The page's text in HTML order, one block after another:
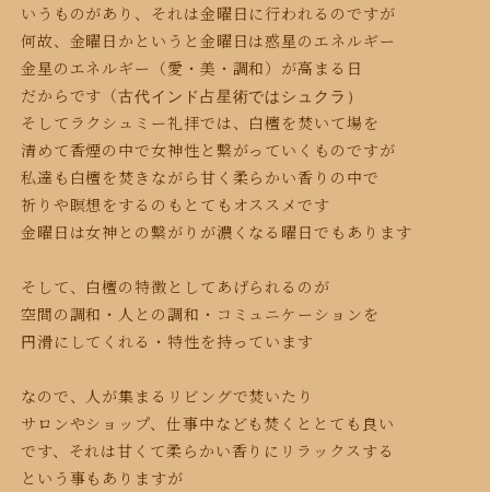
いうものがあり、それは金曜日に行われるのですが
何故、金曜日かというと金曜日は惑星のエネルギー
金星のエネルギー（愛・美・調和）が高まる日
だからです（古代インド占星術ではシュクラ）
そしてラクシュミー礼拝では、白檀を焚いて場を
清めて香煙の中で女神性と繋がっていくものですが
私達も白檀を焚きながら甘く柔らかい香りの中で
祈りや瞑想をするのもとてもオススメです
金曜日は女神との繋がりが濃くなる曜日でもあります
そして、白檀の特徴としてあげられるのが
空間の調和・人との調和・コミュニケーションを
円滑にしてくれる・特性を持っています
なので、人が集まるリビングで焚いたり
サロンやショップ、仕事中なども焚くととても良い
です、それは甘くて柔らかい香りにリラックスする
という事もありますが